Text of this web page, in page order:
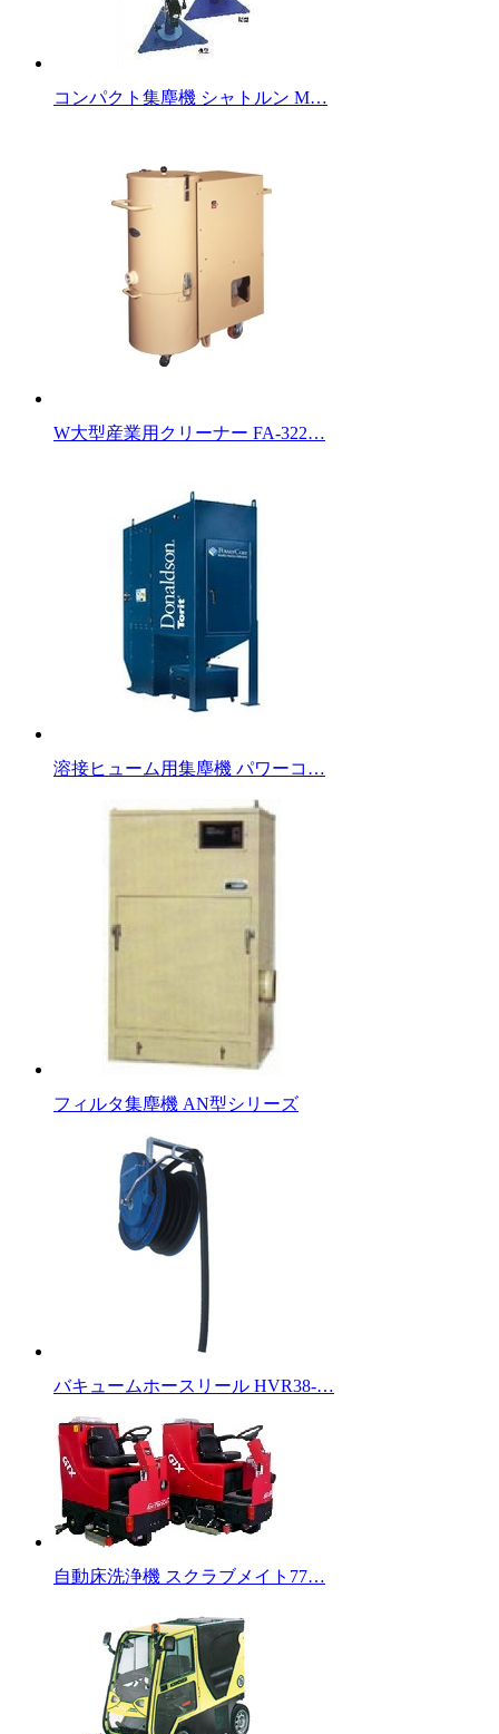
コンパクト集塵機 シャトルン M…
W大型産業用クリーナー FA-322…
溶接ヒューム用集塵機 パワーコ…
フィルタ集塵機 AN型シリーズ
バキュームホースリール HVR38-…
自動床洗浄機 スクラブメイト77…